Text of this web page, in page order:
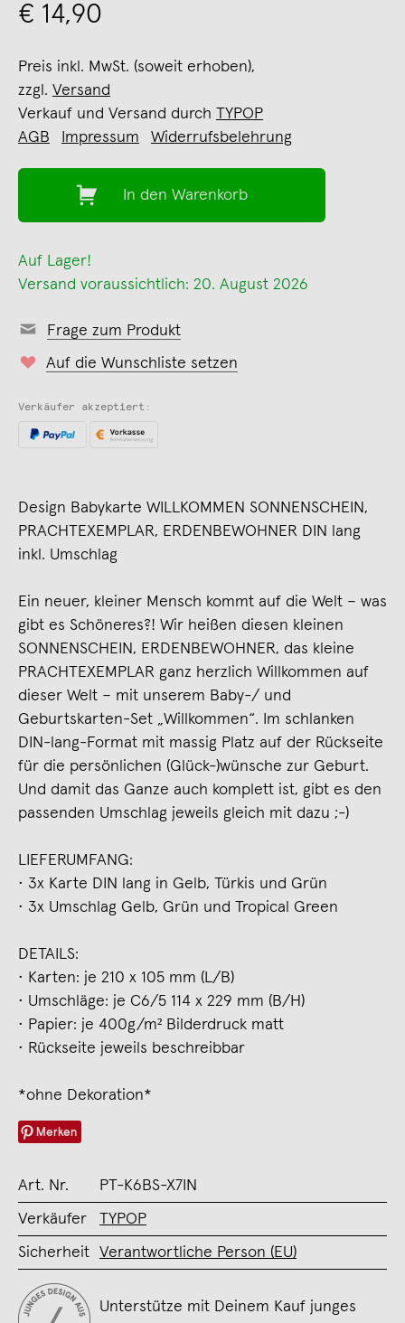
€ 14,90
Preis inkl. MwSt. (soweit erhoben),
zzgl. Versand
Verkauf und Versand durch TYPOP
AGB
Impressum Widerrufsbelehrung
In den Warenkorb
Auf Lager!
Versand voraussichtlich: 20. August 2026
Frage zum Produkt
Auf die Wunschliste setzen
Verkäufer akzeptiert:
Design Babykarte WILLKOMMEN SONNENSCHEIN,
PRACHTEXEMPLAR, ERDENBEWOHNER DIN lang
inkl. Umschlag
Ein neuer, kleiner Mensch kommt auf die Welt – was
gibt es Schöneres?! Wir heißen diesen kleinen
SONNENSCHEIN, ERDENBEWOHNER, das kleine
PRACHTEXEMPLAR ganz herzlich Willkommen auf
dieser Welt – mit unserem Baby-/ und
Geburtskarten-Set „Willkommen“. Im schlanken
DIN-lang-Format mit massig Platz auf der Rückseite
für die persönlichen (Glück-)wünsche zur Geburt.
Und damit das Ganze auch komplett ist, gibt es den
passenden Umschlag jeweils gleich mit dazu ;-)
LIEFERUMFANG:
• 3x Karte DIN lang in Gelb, Türkis und Grün
• 3x Umschlag Gelb, Grün und Tropical Green
DETAILS:
• Karten: je 210 x 105 mm (L/B)
• Umschläge: je C6/5 114 x 229 mm (B/H)
• Papier: je 400g/m² Bilderdruck matt
• Rückseite jeweils beschreibbar
*ohne Dekoration*
Merken
Art. Nr. PT-K6BS-X7IN
Verkäufer TYPOP
Sicherheit Verantwortliche Person (EU)
Unterstütze mit Deinem Kauf junges